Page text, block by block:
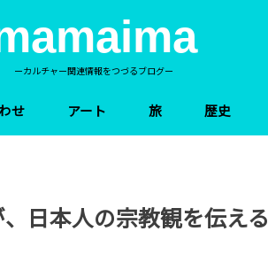
ーカルチャー関連情報をつづるブログー
せ アート 旅 歴史
日本人の宗教観を伝える